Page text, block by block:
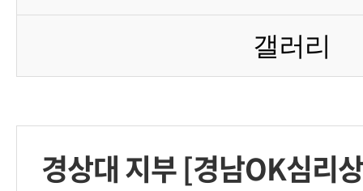
갤러리
경상대 지부 [경남OK심리